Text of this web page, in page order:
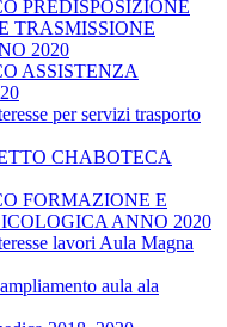
PREDISPOSIZIONE
TRASMISSIONE
2020
ASSISTENZA
per servizi trasporto
CHABOTECA
FORMAZIONE E
ANNO 2020
lavori Aula Magna
aula ala